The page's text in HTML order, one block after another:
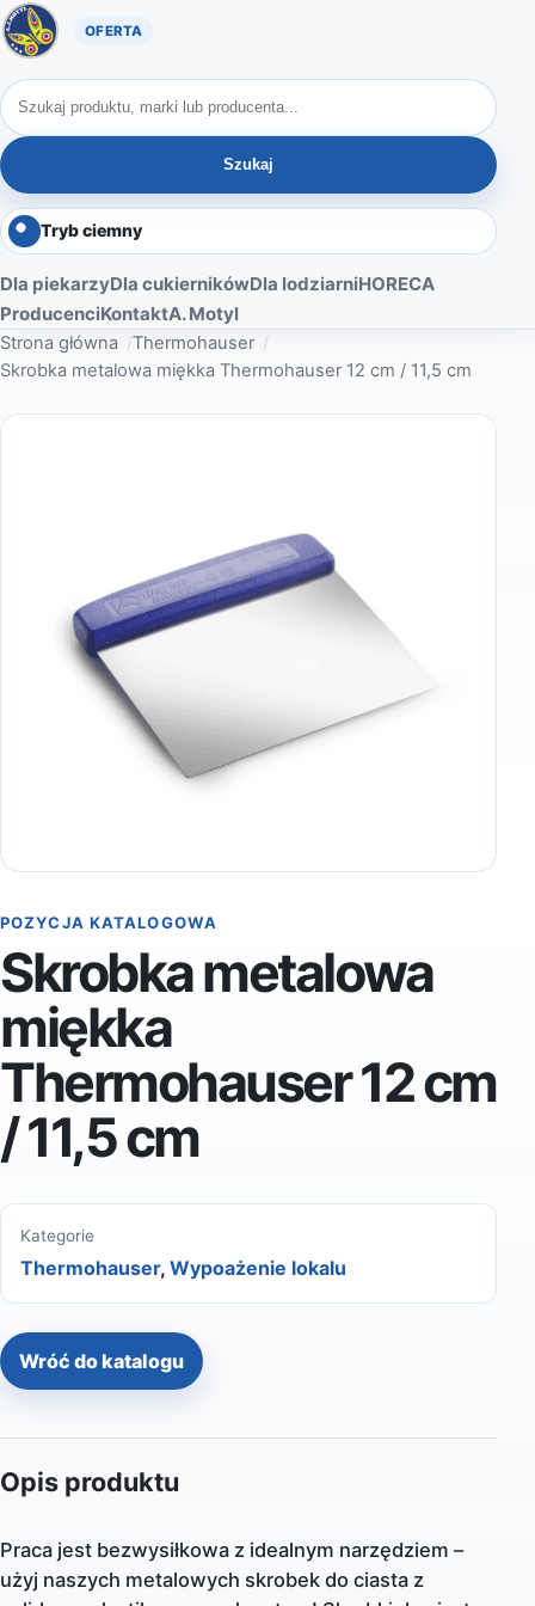
Oferta A. Motyl
Szukaj produktów
Szukaj
Tryb ciemny
Dla piekarzyDla cukiernikówDla lodziarniHORECA
ProducenciKontaktA. Motyl
Strona główna
Thermohauser
Skrobka metalowa miękka Thermohauser 12 cm / 11,5 cm
POZYCJA KATALOGOWA
Skrobka metalowa
miękka
Thermohauser 12 cm
/ 11,5 cm
Kategorie
Thermohauser, Wypoażenie lokalu
Wróć do katalogu
Opis produktu
Praca jest bezwysiłkowa z idealnym narzędziem –
użyj naszych metalowych skrobek do ciasta z